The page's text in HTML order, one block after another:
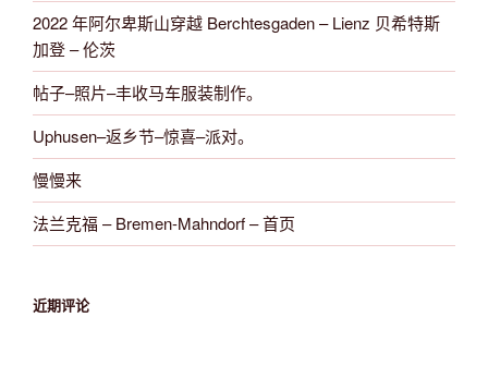
2022 年阿尔卑斯山穿越 Berchtesgaden – Lienz 贝希特斯
加登 – 伦茨
帖子–照片–丰收马车服装制作。
Uphusen–返乡节–惊喜–派对。
慢慢来
法兰克福 – Bremen-Mahndorf – 首页
近期评论